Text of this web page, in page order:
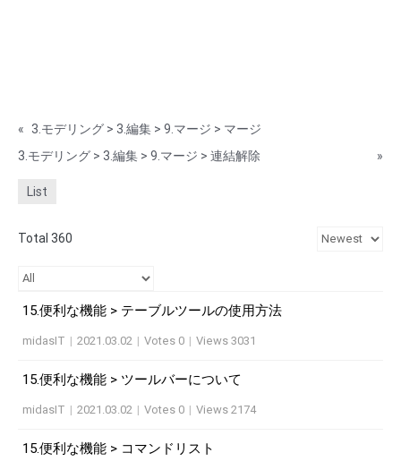
« 3.モデリング > 3.編集 > 9.マージ > マージ
3.モデリング > 3.編集 > 9.マージ > 連結解除
»
List
Total 360
15.便利な機能 > テーブルツールの使用方法
midasIT | 2021.03.02 | Votes 0 | Views 3031
15.便利な機能 > ツールバーについて
midasIT | 2021.03.02 | Votes 0 | Views 2174
15.便利な機能 > コマンドリスト